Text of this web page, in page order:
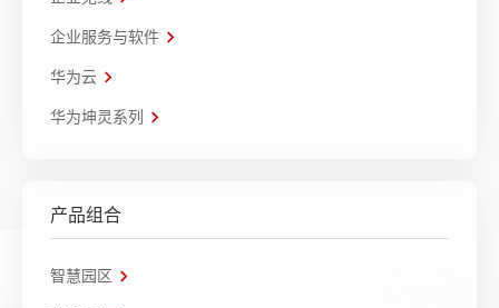
企业服务与软件
华为云
华为坤灵系列
产品组合
智慧园区